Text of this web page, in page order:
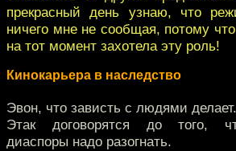
прекрасный день узнаю, что
ничего мне не сообщая, потому
на тот момент захотела эту роль!
Кинокарьера в наследство
Эвон, что зависть с людями делает.
Этак договорятся до того,
диаспоры надо разогнать.